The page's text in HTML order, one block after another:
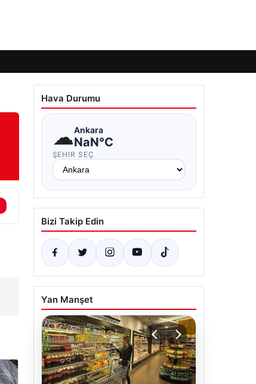
Hava Durumu
☁Ankara
NaN°C
ŞEHIR SEÇ
Bizi Takip Edin
Yan Manşet